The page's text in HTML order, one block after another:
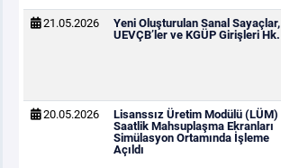
21.05.2026
Yeni Oluşturulan Sanal Sayaçlar,
UEVÇB’ler ve KGÜP Girişleri Hk.
20.05.2026
Lisanssız Üretim Modülü (LÜM)
Saatlik Mahsuplaşma Ekranları
Simülasyon Ortamında İşleme
Açıldı